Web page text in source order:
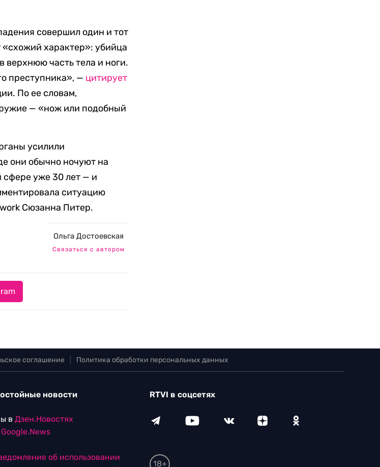
совершил один и тот
характер»: убийца
часть тела и ноги.
преступника», — цитирует
По ее словам,
— «нож или подобный
усилили
они обычно ночуют на
сфере уже 30 лет — и
ситуацию
Сюзанна Питер.
Ольга Достоевская
Связаться с автором
соглашение Политика обработки персональных данных
новости
в Дзен.Новостях
Google.News
об использовании
RTVI в соцсетях
18+